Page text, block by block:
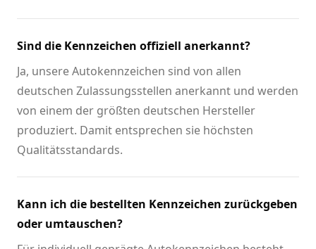
Sind die Kennzeichen offiziell anerkannt?
Ja, unsere Autokennzeichen sind von allen
deutschen Zulassungsstellen anerkannt und werden
von einem der größten deutschen Hersteller
produziert. Damit entsprechen sie höchsten
Qualitätsstandards.
Kann ich die bestellten Kennzeichen zurückgeben
oder umtauschen?